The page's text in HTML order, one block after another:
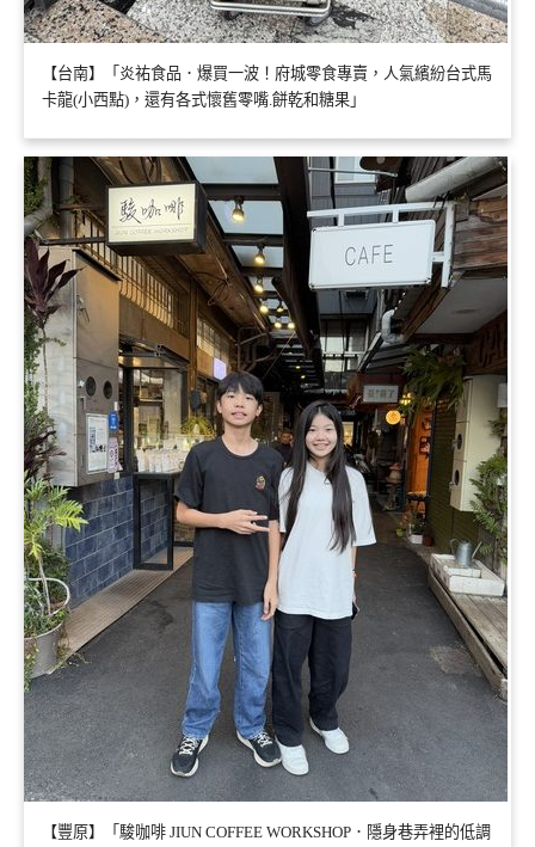
【台南】「炎祐食品．爆買一波！府城零食專賣，人氣繽紛台式馬
卡龍(小西點)，還有各式懷舊零嘴.餅乾和糖果」
【豐原】「駿咖啡 JIUN COFFEE WORKSHOP．隱身巷弄裡的低調